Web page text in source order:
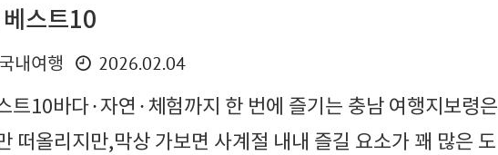
스트10
국내여행
2026.02.04
트10바다·자연·체험까지 한 번에 즐기는 충남 여행지보령은
떠올리지만,막상 가보면 사계절 내내 즐길 요소가 꽤 많은 도